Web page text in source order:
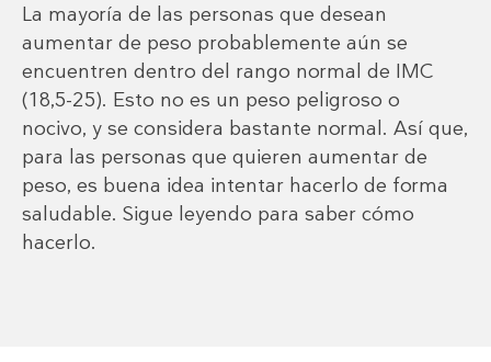
La mayoría de las personas que desean
aumentar de peso probablemente aún se
encuentren dentro del rango normal de IMC
(18,5-25). Esto no es un peso peligroso o
nocivo, y se considera bastante normal. Así que,
para las personas que quieren aumentar de
peso, es buena idea intentar hacerlo de forma
saludable. Sigue leyendo para saber cómo
hacerlo.